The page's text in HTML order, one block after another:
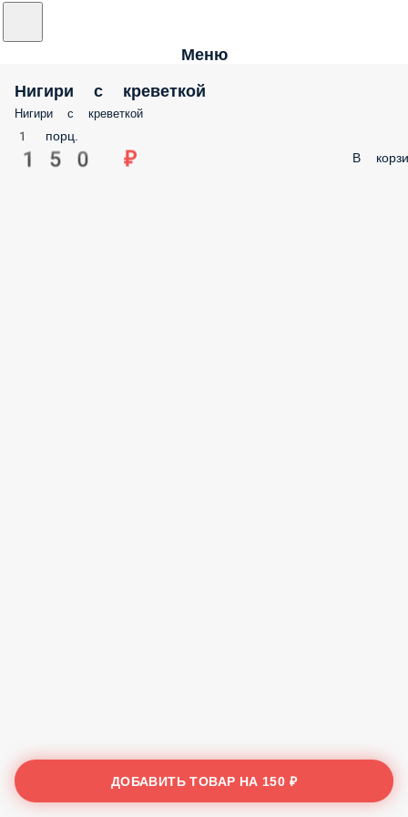
Меню
Нигири с креветкой
Нигири с креветкой
1 порц.
150 ₽ В
ДОБАВИТЬ ТОВАР НА 150 ₽